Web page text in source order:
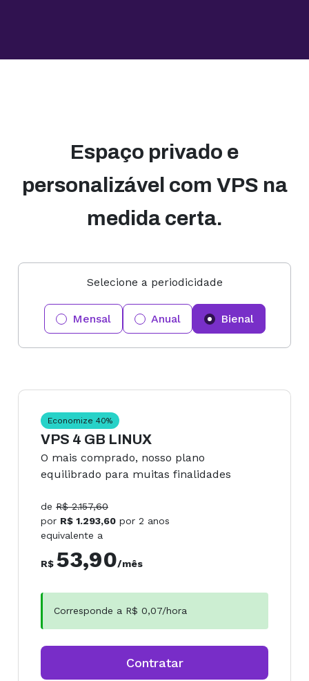
Espaço privado e
personalizável com VPS na
medida certa.
Selecione a periodicidade
Mensal Anual Bienal
Economize 40%
VPS 4 GB LINUX
O mais comprado, nosso plano
equilibrado para muitas finalidades
de R$ 2.157,60
por R$ 1.293,60 por 2 anos
equivalente a
R$ 53,90/mês
Corresponde a R$ 0,07/hora
Contratar